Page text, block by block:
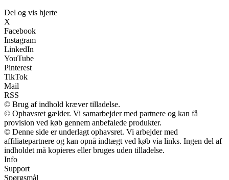
Del og vis hjerte
X
Facebook
Instagram
LinkedIn
YouTube
Pinterest
TikTok
Mail
RSS
© Brug af indhold kræver tilladelse.
© Ophavsret gælder. Vi samarbejder med partnere og kan få
provision ved køb gennem anbefalede produkter.
© Denne side er underlagt ophavsret. Vi arbejder med
affiliatepartnere og kan opnå indtægt ved køb via links. Ingen del af
indholdet må kopieres eller bruges uden tilladelse.
Info
Support
Spørgsmål